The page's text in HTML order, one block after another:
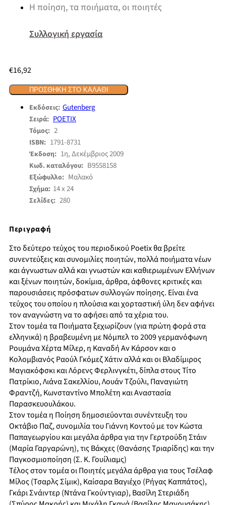
Η ποίηση, τα ποιήματα, οι ποιητές
Συλλογική εργασία
€16,92
ΠΡΟΣΘΉΚΗ ΣΤΟ ΚΑΛΆΘΙ
Εκδόσεις: Gutenberg
Σειρά: POETIX
Τόμος: 2
ISBN: 1791-8731
Έκδοση: 1η, Δεκέμβριος 2009
Κωδ. καταλόγου: B9558158
Εξώφυλλο: Μαλακό
Σχήμα: 14 x 24
Σελίδες: 280
Περιγραφή
Στο δεύτερο τεύχος του περιοδικού Poetix θα βρείτε
συνεντεύξεις και συνομιλίες ποιητών, πολλά ποιήματα νέων
και άγνωστων αλλά και γνωστών και καθιερωμένων Ελλήνων
και ξένων ποιητών, δοκίμια, άρθρα, άφθονες κριτικές και
παρουσιάσεις πρόσφατων συλλογών ποίησης. Είναι ένα
τεύχος του οποίου η πλούσια και χορταστική ύλη δεν αφήνει
τον αναγνώστη να το αφήσει από τα χέρια του.
Στον τομέα τα Ποιήματα ξεχωρίζουν (για πρώτη φορά στα
ελληνικά) η βραβευμένη με Νόμπελ το 2009 γερμανόφωνη
Ρουμάνα Χέρτα Μίλερ, η Καναδή Αν Κάρσον και ο
Κολομβιανός Ραούλ Γκόμεζ Χάτιν αλλά και οι Βλαδίμιρος
Μαγιακόφσκι και Λόρενς Φερλινγκέτι, δίπλα στους Τίτο
Πατρίκιο, Λιάνα Σακελλίου, Λουάν Τζούλι, Παναγιώτη
Φραντζή, Κωνσταντίνο Μπολέτη και Αναστασία
Παρασκευουλάκου.
Στον τομέα η Ποίηση δημοσιεύονται συνέντευξη του
Οκτάβιο Παζ, συνομιλία του Γιάννη Κοντού με τον Κώστα
Παπαγεωργίου και μεγάλα άρθρα για την Γερτρούδη Στάιν
(Μαρία Γαργαρώνη), τις Βάκχες (Θανάσης Τριαρίδης) και την
Παγκοσμιοποίηση (Σ. Κ. Γουίλιαμς)
Τέλος στον τομέα οι Ποιητές μεγάλα άρθρα για τους Τσέλαφ
Μίλος (Τσαρλς Σίμικ), Καίσαρα Βαγιέχο (Ρήγας Καππάτος),
Γκάρι Σνάιντερ (Ντάνα Γκούντγιαρ), Βασίλη Στεριάδη